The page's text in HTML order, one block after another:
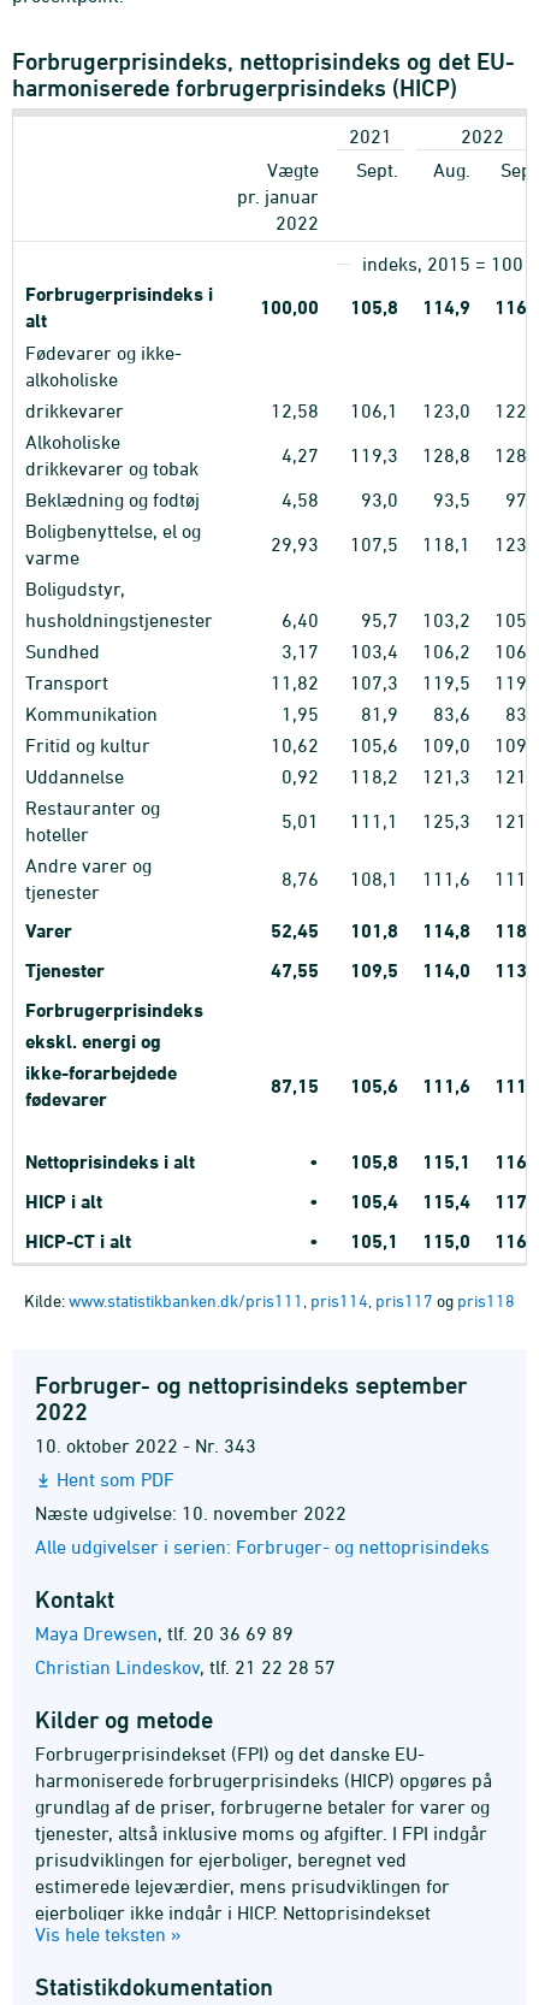
Forbrugerprisindeks, nettoprisindeks og det EU-
harmoniserede forbrugerprisindeks (HICP)
2021
2022
Vægte
pr. januar
2022
Sept. Aug.
indeks, 2015 = 100
Forbrugerprisindeks i
alt
100,00 105,8 114,9
Fødevarer og ikke-
alkoholiske
drikkevarer
12,58 106,1 123,0
Alkoholiske
drikkevarer og tobak
4,27 119,3 128,8
Beklædning og fodtøj 4,58 93,0 93,5
Boligbenyttelse, el og
varme
29,93 107,5 118,1
Boligudstyr,
husholdningstjenester
6,40 95,7 103,2
Sundhed
3,17 103,4 106,2
Transport
11,82 107,3 119,5
Kommunikation
1,95 81,9 83,6
Fritid og kultur
10,62 105,6 109,0
Uddannelse
0,92 118,2 121,3
Restauranter og
hoteller
5,01 111,1 125,3
Andre varer og
tjenester
8,76 108,1 111,6
Varer 52,45 101,8 114,8
Tjenester
47,55 109,5 114,0
Forbrugerprisindeks
ekskl. energi og
ikke-forarbejdede
fødevarer
87,15 105,6 111,6
Nettoprisindeks i alt • 105,8 115,1
HICP i alt
• 105,4 115,4
HICP-CT i alt
• 105,1 115,0
Kilde:www.statistikbanken.dk/pris111 pris114 pris117 og pris118
Forbruger- og nettoprisindeks september
2022
10. oktober 2022 - Nr. 343
Hent som PDF
Næste udgivelse: 10. november 2022
Alle udgivelser i serien: Forbruger- og nettoprisindeks
Kontakt
Maya Drewsen, tlf. 20 36 69 89
Christian Lindeskov, tlf. 21 22 28 57
Kilder og metode
Forbrugerprisindekset (FPI) og det danske EU-
harmoniserede forbrugerprisindeks (HICP) opgøres på
grundlag af de priser, forbrugerne betaler for varer og
tjenester, altså inklusive moms og afgifter. I FPI indgår
prisudviklingen for ejerboliger, beregnet ved
estimerede lejeværdier, mens prisudviklingen for
ejerboliger ikke indgår i HICP. Nettoprisindekset
beregnes derimod ved så vidt muligt at fratrække
nedsættelse af priserne tillægges. HICP-CT beregnes
Vis hele teksten »
Statistik­dokumentation